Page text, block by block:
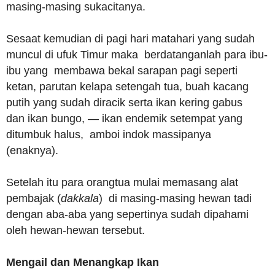
masing-masing sukacitanya.
Sesaat kemudian di pagi hari matahari yang sudah
muncul di ufuk Timur maka berdatanganlah para ibu-
ibu yang membawa bekal sarapan pagi seperti
ketan, parutan kelapa setengah tua, buah kacang
putih yang sudah diracik serta ikan kering gabus
dan ikan bungo, — ikan endemik setempat yang
ditumbuk halus, amboi indok massipanya
(enaknya).
Setelah itu para orangtua mulai memasang alat
pembajak (dakkala) di masing-masing hewan tadi
dengan aba-aba yang sepertinya sudah dipahami
oleh hewan-hewan tersebut.
Mengail dan Menangkap Ikan